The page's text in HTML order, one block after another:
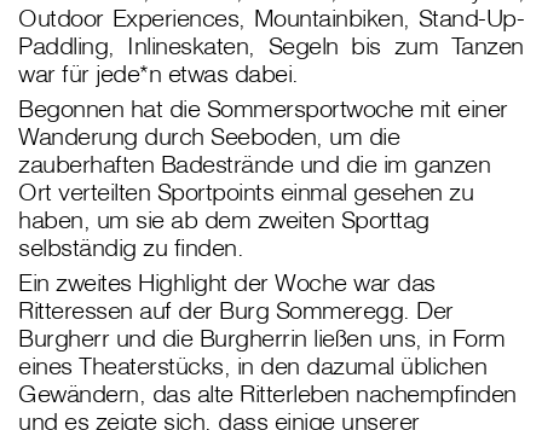
Outdoor Experiences, Mountainbiken, Stand-Up-
Paddling, Inlineskaten, Segeln bis zum Tanzen
war für jede*n etwas dabei.
Begonnen hat die Sommersportwoche mit einer
Wanderung durch Seeboden, um die
zauberhaften Badestrände und die im ganzen
Ort verteilten Sportpoints einmal gesehen zu
haben, um sie ab dem zweiten Sporttag
selbständig zu finden.
Ein zweites Highlight der Woche war das
Ritteressen auf der Burg Sommeregg. Der
Burgherr und die Burgherrin ließen uns, in Form
eines Theaterstücks, in den dazumal üblichen
Gewändern, das alte Ritterleben nachempfinden
und es zeigte sich, dass einige unserer